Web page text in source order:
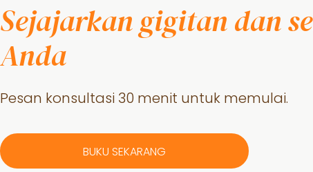
Sejajarkan gigitan dan
Anda
Pesan konsultasi 30 menit untuk memulai.
BUKU SEKARANG